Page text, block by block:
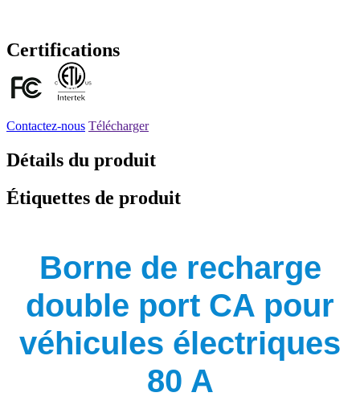
Certifications
Contactez-nous Télécharger
Détails du produit
Étiquettes de produit
Borne de recharge
double port CA pour
véhicules électriques
80 A